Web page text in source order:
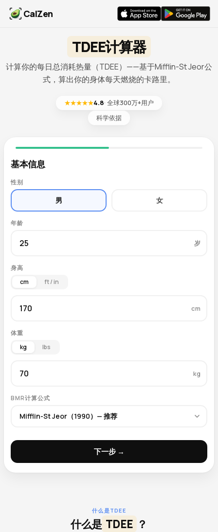
CalZen
TDEE计算器
计算你的每日总消耗热量（TDEE）——基于Mifflin-St Jeor公
式，算出你的身体每天燃烧的卡路里。
★★★★★4.8· 全球300万+用户
科学依据
基本信息
性别
男 女
年龄
岁
身高
cm
ft / in
cm
体重
kg
lbs
kg
BMR计算公式
下一步 →
什么是TDEE
什么是 TDEE ？